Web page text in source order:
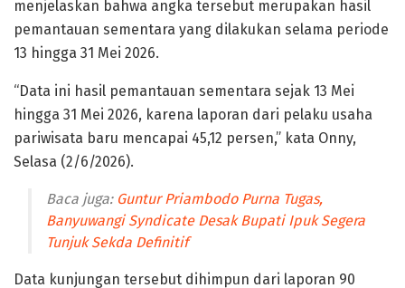
menjelaskan bahwa angka tersebut merupakan hasil
pemantauan sementara yang dilakukan selama periode
13 hingga 31 Mei 2026.
“Data ini hasil pemantauan sementara sejak 13 Mei
hingga 31 Mei 2026, karena laporan dari pelaku usaha
pariwisata baru mencapai 45,12 persen,” kata Onny,
Selasa (2/6/2026).
Baca juga: Guntur Priambodo Purna Tugas,
Banyuwangi Syndicate Desak Bupati Ipuk Segera
Tunjuk Sekda Definitif
Data kunjungan tersebut dihimpun dari laporan 90